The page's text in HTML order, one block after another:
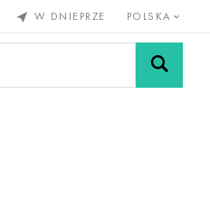
W DNIEPRZE POLSKA
Siatki i